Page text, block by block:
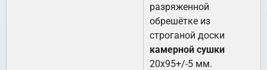
разряженной
обрешётке из
строганой доски
камерной сушки
20х95+/-5 мм.